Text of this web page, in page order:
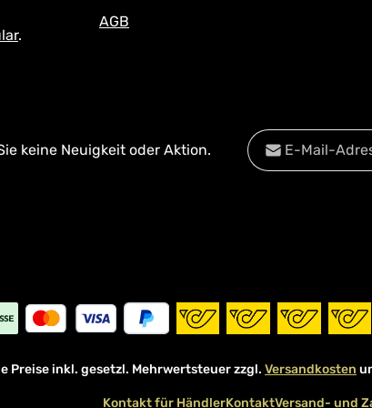
.
AGB
keine Neuigkeit oder Aktion.
E-Mail-Adresse*
Preise inkl. gesetzl. Mehrwertsteuer zzgl. Versandkosten
Kontakt für HändlerKontaktVersand- und